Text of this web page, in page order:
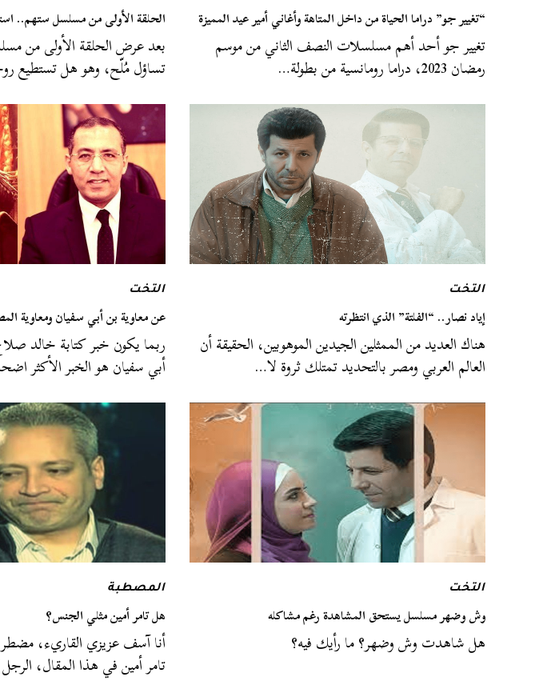
“تغيير جو” دراما الحياة من داخل المتاهة وأغاني أمير عيد المميزة
تغيير جو أحد أهم مسلسلات النصف الثاني من موسم
رمضان 2023، دراما رومانسية من بطولة…
الحلقة الأولى من مسلسل ستهم..
بعد عرض الحلقة الأولى من
تساؤل مُلّح، وهو هل تستطيع
التخت
إياد نصار.. “الفلتة” الذي انتظرته
هناك العديد من الممثلين الجيدين الموهوبين، الحقيقة أن
العالم العربي ومصر بالتحديد تمتلك ثروة لا…
التخت
عن معاوية بن أبي سفيان ومعاوية
ربما يكون خبر كتابة خالد
أبي سفيان هو الخبر الأكثر
التخت
وش وضهر مسلسل يستحق المشاهدة رغم مشاكله
هل شاهدت وش وضهر؟ ما رأيك فيه؟
المصطبة
هل تامر أمين مثلي الجنس؟
أنا آسف عزيزي القاريء، مضطر
تامر أمين في هذا المقال،